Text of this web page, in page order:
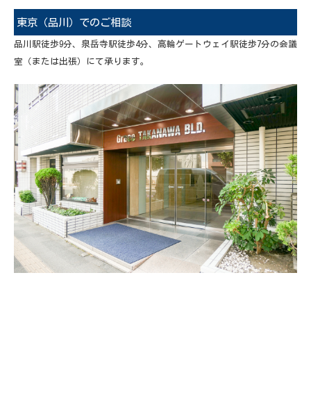
東京（品川）でのご相談
品川駅徒歩9分、泉岳寺駅徒歩4分、高輪ゲートウェイ駅徒歩7分の会議
室（または出張）にて承ります。